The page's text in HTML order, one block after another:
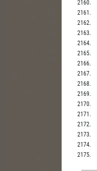
2160.
2161 .
2162.
2163.
2164.
2165.
2166.
2167.
2168.
2169.
2170.
2171 .
2172.
2173.
2174.
2175.